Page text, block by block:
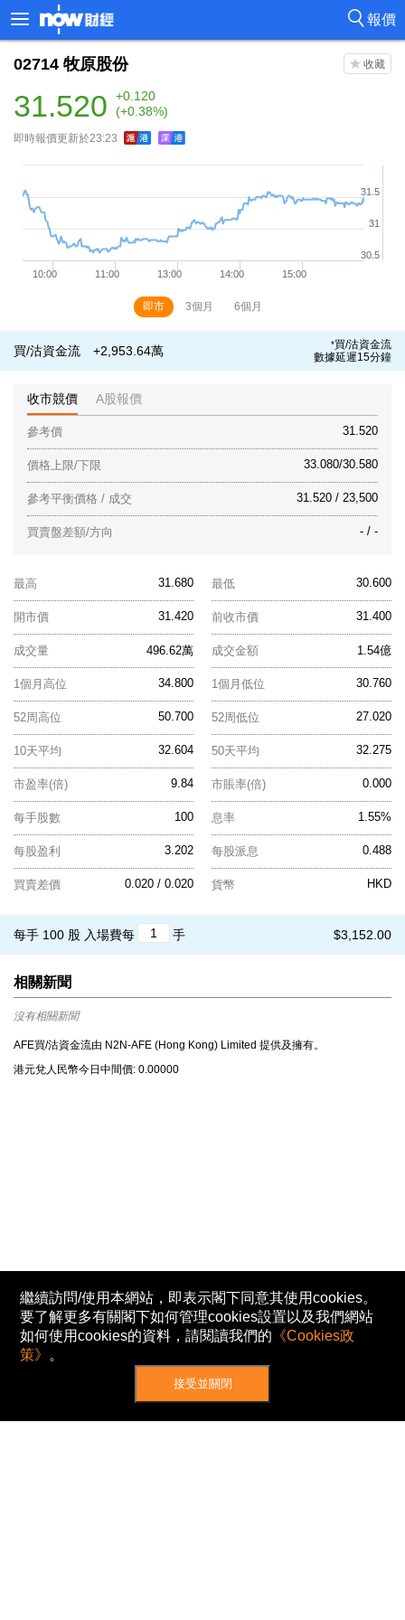
報價
02714 牧原股份
31.520
+0.120
(+0.38%)
即時報價更新於23:23
即市 3個月 6個月
買/沽資金流 +2,953.64萬 *買/沽資金流
數據延遲15分鐘
收市競價 A股報價
31.520
參考價
33.080/30.580
價格上限/下限
31.520 / 23,500
參考平衡價格 / 成交
- / -
買賣盤差額/方向
31.680
最高 30.600
最低
31.420
開市價 31.400
前收市價
496.62萬
成交量 1.54億
成交金額
34.800
1個月高位 30.760
1個月低位
50.700
52周高位 27.020
52周低位
32.604
10天平均 32.275
50天平均
9.84
市盈率(倍) 0.000
市賬率(倍)
100
每手股數 1.55%
息率
3.202
每股盈利 0.488
每股派息
0.020 / 0.020
買賣差價 HKD
貨幣
$3,152.00
每手 100 股 入場費每 手
相關新聞
沒有相關新聞
AFE買/沽資金流由 N2N-AFE (Hong Kong) Limited 提供及擁有。
港元兌⼈⺠幣今⽇中間價: 0.00000
繼續訪問/使用本網站，即表示閣下同意其使用cookies。
要了解更多有關閣下如何管理cookies設置以及我們網站
如何使用cookies的資料，請閱讀我們的 《Cookies政
策》 。
接受並關閉